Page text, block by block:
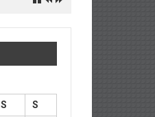
S
S